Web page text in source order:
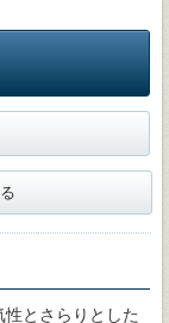
とさらりとした